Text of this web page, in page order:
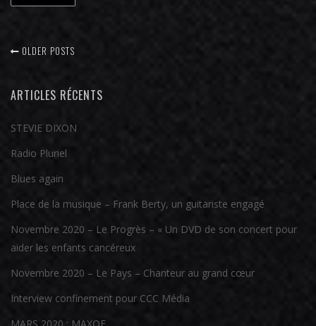
OLDER POSTS
ARTICLES RÉCENTS
STEVIE DIXON
Radio Pluriel
Blues again
Place de la musique – Frank Berty, un guitariste engagé
Novembre 2020 – Le Progrès – « Un DVD de son concert pour
aider les enfants cancéreux
Novembre 2020 – Le Pays – Chanteur au grand cœur
Interview confinement pour CCC Média